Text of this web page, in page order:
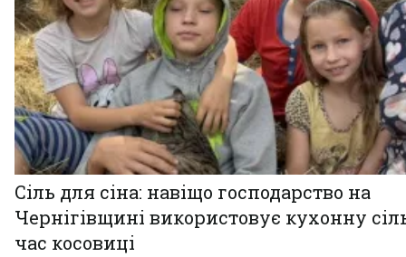
Сіль для сіна: навіщо господарство на
Чернігівщині використовує кухонну
час косовиці